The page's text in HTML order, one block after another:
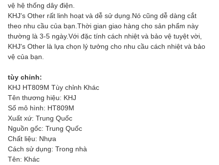
vệ hệ thống dây điện.
KHJ's Other rất linh hoạt và dễ sử dụng.Nó cũng dễ dàng cắt
theo nhu cầu của bạn.Thời gian giao hàng cho sản phẩm này
thường là 3-5 ngày.Với đặc tính cách nhiệt và bảo vệ tuyệt vời,
KHJ's Other là lựa chọn lý tưởng cho nhu cầu cách nhiệt và bảo
vệ của bạn.
tùy chỉnh:
KHJ HT809M Tùy chỉnh Khác
Tên thương hiệu: KHJ
Số mô hình: HT809M
Xuất xứ: Trung Quốc
Nguồn gốc: Trung Quốc
Chất liệu: Nhựa
Cách sử dụng: Trong nhà
Tên: Khác